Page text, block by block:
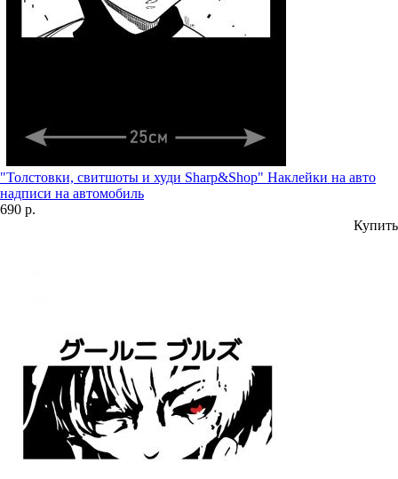
"Толстовки, свитшоты и худи Sharp&Shop" Наклейки на авто
надписи на автомобиль
690 р.
Купить